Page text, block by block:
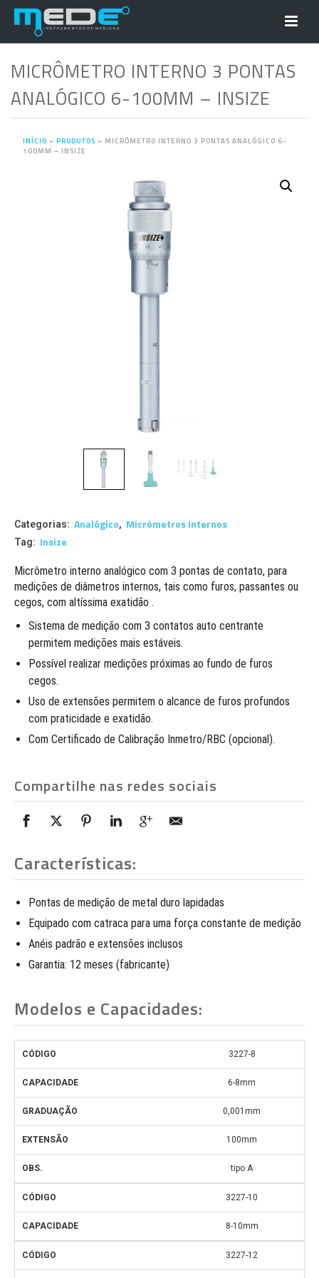
MICRÔMETRO INTERNO 3 PONTAS
ANALÓGICO 6-100MM – INSIZE
INÍCIO » PRODUTOS » MICRÔMETRO INTERNO 3 PONTAS ANALÓGICO 6-
100MM – INSIZE
Categorias: Analógico, Micrômetros Internos
Tag: Insize
Micrômetro interno analógico com 3 pontas de contato, para
medições de diâmetros internos, tais como furos, passantes ou
cegos, com altíssima exatidão .
Sistema de medição com 3 contatos auto centrante
permitem medições mais estáveis.
Possível realizar medições próximas ao fundo de furos
cegos.
Uso de extensões permitem o alcance de furos profundos
com praticidade e exatidão.
Com Certificado de Calibração Inmetro/RBC (opcional).
Compartilhe nas redes sociais
Características:
Pontas de medição de metal duro lapidadas
Equipado com catraca para uma força constante de medição
Anéis padrão e extensões inclusos
Garantia: 12 meses (fabricante)
Modelos e Capacidades:
3227-8
6-8mm
0,001mm
100mm
tipo A
3227-10
8-10mm
3227-12